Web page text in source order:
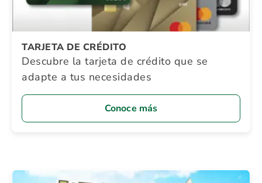
TARJETA DE CRÉDITO
Descubre la tarjeta de crédito que se
adapte a tus necesidades
Conoce más